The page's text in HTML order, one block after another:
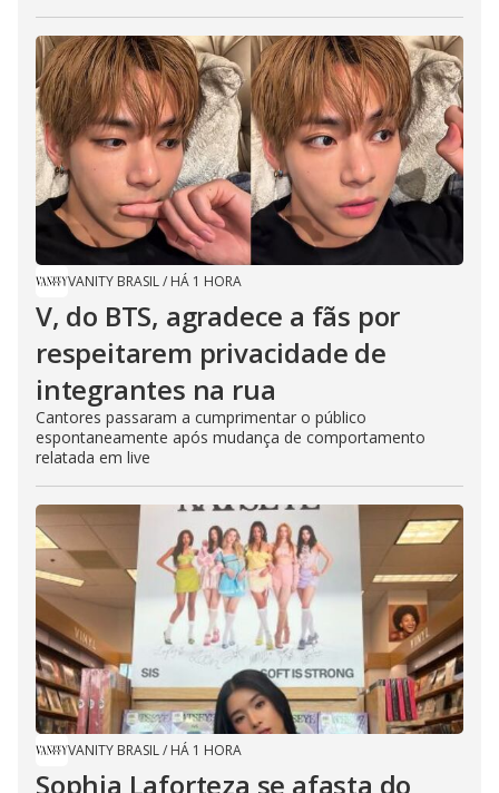
VANITY BRASIL/ HÁ 1 HORA
V, do BTS, agradece a fãs por
respeitarem privacidade de
integrantes na rua
Cantores passaram a cumprimentar o público
espontaneamente após mudança de comportamento
relatada em live
VANITY BRASIL/ HÁ 1 HORA
Sophia Laforteza se afasta do